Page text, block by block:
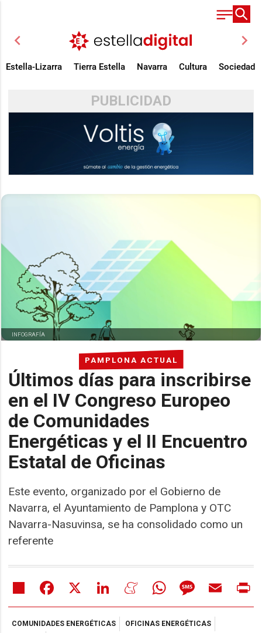
chevron_left chevron_right
Estella-Lizarra Tierra Estella Navarra Cultura Sociedad
PUBLICIDAD
PAMPLONA ACTUAL
Últimos días para inscribirse
en el IV Congreso Europeo
de Comunidades
Energéticas y el II Encuentro
Estatal de Oficinas
Este evento, organizado por el Gobierno de
Navarra, el Ayuntamiento de Pamplona y OTC
Navarra-Nasuvinsa, se ha consolidado como un
referente
INFOGRAFÍA
Share Facebook LinkedIn MeneameWhatsAppMessageEmail
COMUNIDADES ENERGÉTICAS
OFICINAS ENERGÉTICAS